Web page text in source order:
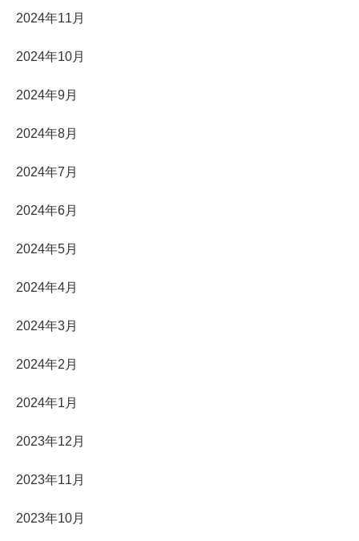
2024年11月
2024年10月
2024年9月
2024年8月
2024年7月
2024年6月
2024年5月
2024年4月
2024年3月
2024年2月
2024年1月
2023年12月
2023年11月
2023年10月